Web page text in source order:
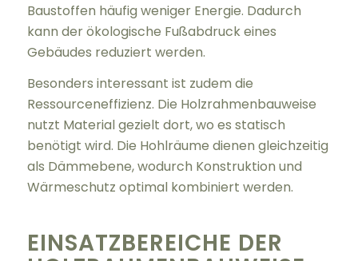
Baustoffen häufig weniger Energie. Dadurch
kann der ökologische Fußabdruck eines
Gebäudes reduziert werden.
Besonders interessant ist zudem die
Ressourceneffizienz. Die Holzrahmenbauweise
nutzt Material gezielt dort, wo es statisch
benötigt wird. Die Hohlräume dienen gleichzeitig
als Dämmebene, wodurch Konstruktion und
Wärmeschutz optimal kombiniert werden.
EINSATZBEREICHE DER